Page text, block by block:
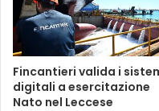
Fincantieri valida i
digitali a esercitazione
Nato nel Leccese